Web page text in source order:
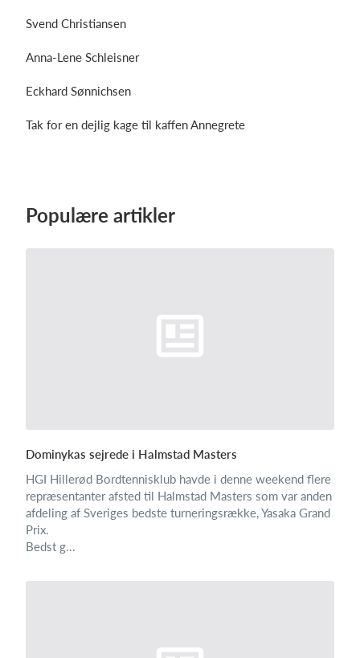
Svend Christiansen
Anna-Lene Schleisner
Eckhard Sønnichsen
Tak for en dejlig kage til kaffen Annegrete
Populære artikler
Dominykas sejrede i Halmstad Masters
HGI Hillerød Bordtennisklub havde i denne weekend flere
repræsentanter afsted til Halmstad Masters som var anden
afdeling af Sveriges bedste turneringsrække, Yasaka Grand
Prix.
Bedst g...